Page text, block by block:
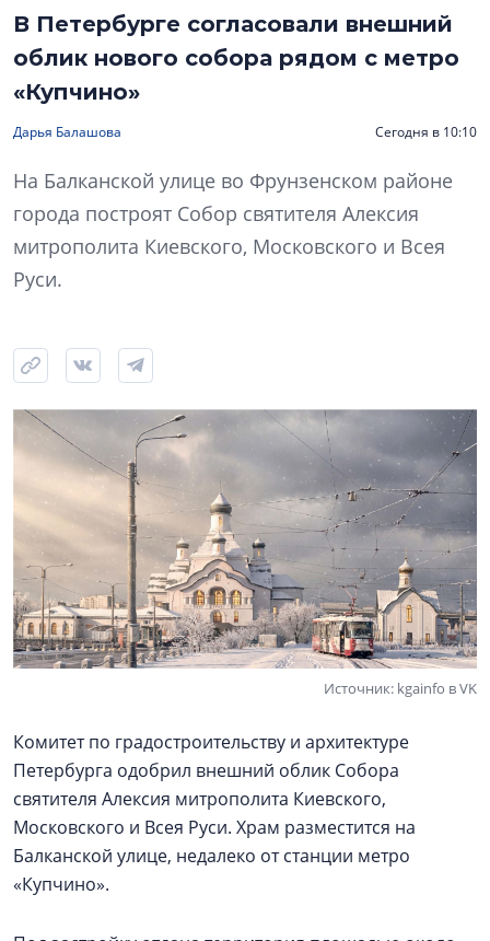
В Петербурге согласовали внешний
облик нового собора рядом с метро
«Купчино»
Дарья Балашова Сегодня в 10:10
На Балканской улице во Фрунзенском районе
города построят Собор святителя Алексия
митрополита Киевского, Московского и Всея
Руси.
Источник: kgainfo в VK
Комитет по градостроительству и архитектуре
Петербурга одобрил внешний облик Собора
святителя Алексия митрополита Киевского,
Московского и Всея Руси. Храм разместится на
Балканской улице, недалеко от станции метро
«Купчино».